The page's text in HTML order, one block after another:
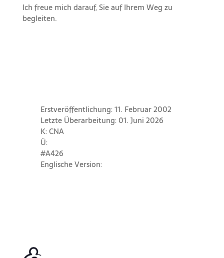
Ich freue mich darauf, Sie auf Ihrem Weg zu
begleiten.
Erstveröffentlichung: 11. Februar 2002
Letzte Überarbeitung: 01. Juni 2026
K: CNA
Ü:
#A426
Englische Version: